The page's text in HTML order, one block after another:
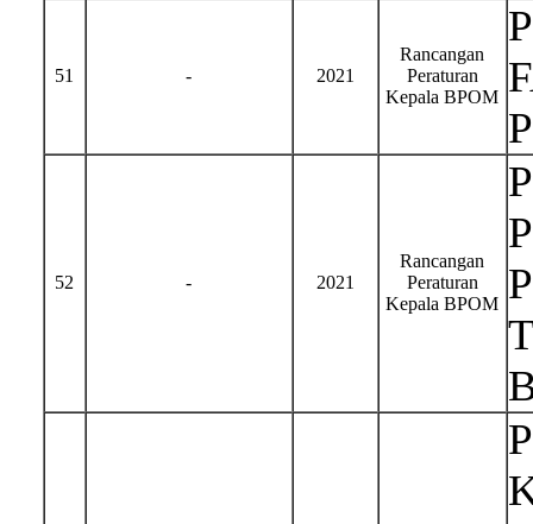
51 - 2021
Rancangan
Peraturan
Kepala BPOM
52 - 2021
Rancangan
Peraturan
Kepala BPOM